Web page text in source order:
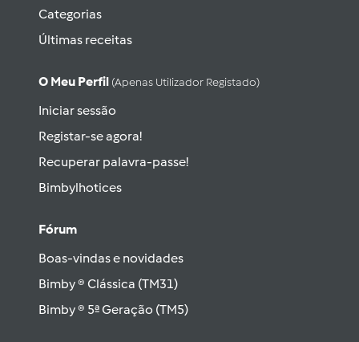
Categorias
Últimas receitas
O Meu Perfil (apenas Utilizador Registado)
Iniciar sessão
Registar-se agora!
Recuperar palavra-passe!
Bimbylhotices
Fórum
Boas-vindas e novidades
Bimby ® Clássica (TM31)
Bimby ® 5ª Geração (TM5)